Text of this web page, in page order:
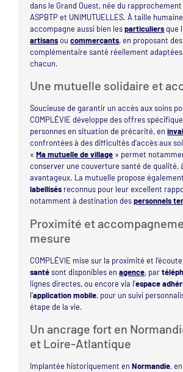
dans le Grand Ouest, née du
ASPBTP et UNIMUTUELLES. À taille
accompagne aussi bien lesparticuliersque
artisansoucommerçants, en proposant
complémentaire santé réellement adaptées
chacun.
Une mutuelle solidaire et
Soucieuse de garantir un accès aux soins
COMPLÉVIE développe des offres
personnes en situation de précarité, en
confrontées à des difficultés d’accès aux
«Ma mutuelle de village » permet
conserver une couverture santé de qualité,
avantageux. La mutuelle propose
labellisés reconnus pour leur excellent
notamment à destination despersonnels
Proximité et
mesure
COMPLÉVIE mise sur la proximité et
santésont disponibles enagence, par
lignes directes, ou encore via l’espace
l’application mobile, pour un suivi
étape de la vie.
Un ancrage fort en
et Loire-Atlantique
Implantée historiquement enNormandie,